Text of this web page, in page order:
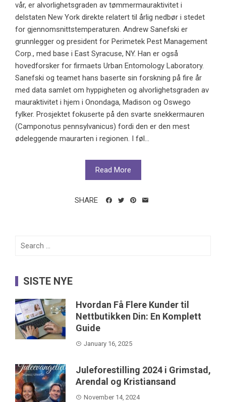
vår, er alvorlighetsgraden av tømmermauraktivitet i
delstaten New York direkte relatert til årlig nedbør i stedet
for gjennomsnittstemperaturen. Andrew Sanefski er
grunnlegger og president for Perimetek Pest Management
Corp., med base i East Syracuse, NY. Han er også
hovedforsker for firmaets Urban Entomology Laboratory.
Sanefski og teamet hans baserte sin forskning på fire år
med data samlet om hyppigheten og alvorlighetsgraden av
mauraktivitet i hjem i Onondaga, Madison og Oswego
fylker. Prosjektet fokuserte på den svarte snekkermauren
(Camponotus pennsylvanicus) fordi den er den mest
ødeleggende maurarten i regionen. I føl...
Read More
SHARE
Search
SISTE NYE
Hvordan Få Flere Kunder til
Nettbutikken Din: En Komplett
Guide
January 16, 2025
Juleforestilling 2024 i Grimstad,
Arendal og Kristiansand
November 14, 2024